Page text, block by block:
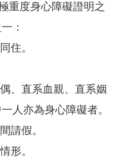
重度身心障礙證明之
：
住。
、直系血親、直系姻
人亦為身心障礙者。
請假。
形。